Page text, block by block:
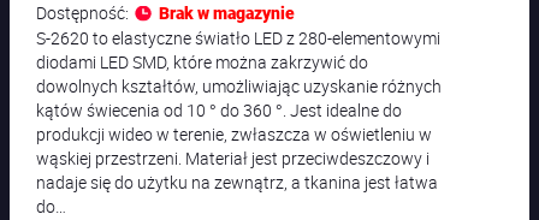
Dostępność:
Brak w magazynie
S-2620 to elastyczne światło LED z 280-elementowymi
diodami LED SMD, które można zakrzywić do
dowolnych kształtów, umożliwiając uzyskanie różnych
kątów świecenia od 10 ° do 360 °. Jest idealne do
produkcji wideo w terenie, zwłaszcza w oświetleniu w
wąskiej przestrzeni. Materiał jest przeciwdeszczowy i
nadaje się do użytku na zewnątrz, a tkanina jest łatwa
do…